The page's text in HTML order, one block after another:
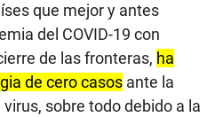
que mejor y antes
del COVID-19 con
de las fronteras, ha
de cero casos ante la
sobre todo debido a la